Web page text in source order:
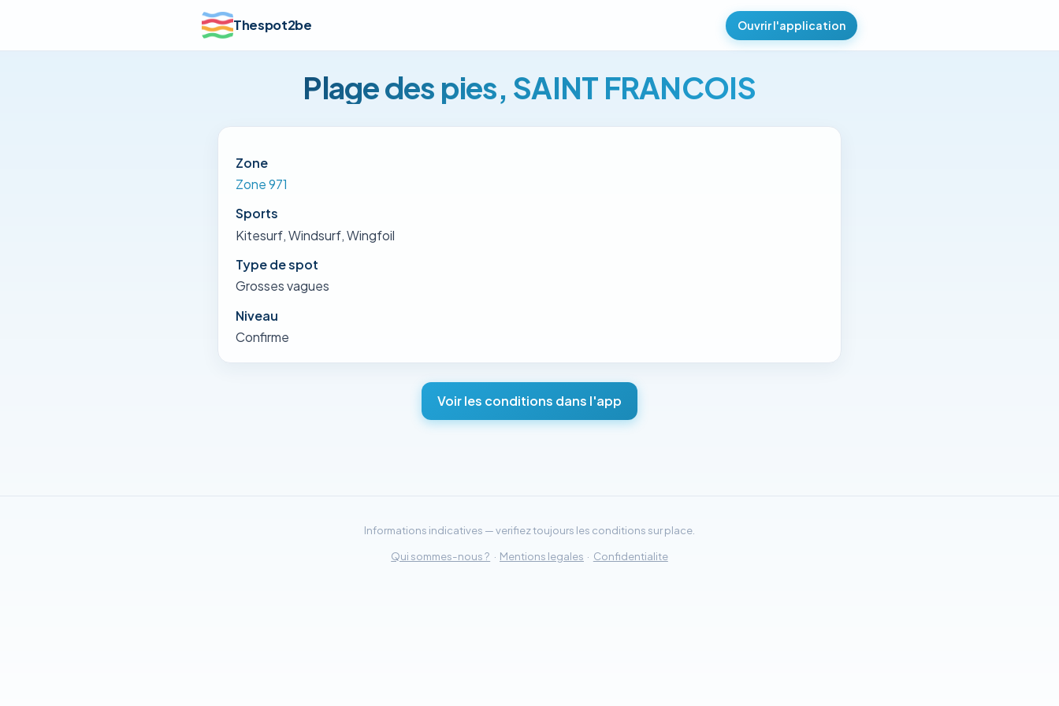
Thespot2be Ouvrir l'application
Plage des pies, SAINT FRANCOIS
Zone
Zone 971
Sports
Kitesurf, Windsurf, Wingfoil
Type de spot
Grosses vagues
Niveau
Confirme
Voir les conditions dans l'app
Informations indicatives — verifiez toujours les conditions sur place.
Qui sommes-nous ? · Mentions legales · Confidentialite